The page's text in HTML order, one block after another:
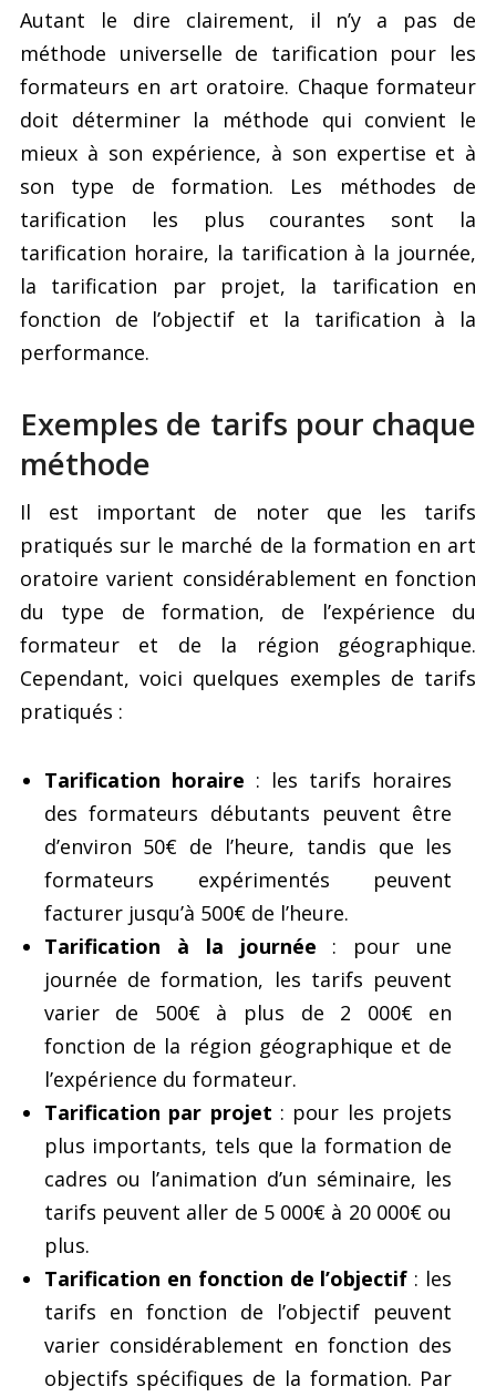
Autant le dire clairement, il n’y a pas de
méthode universelle de tarification pour les
formateurs en art oratoire. Chaque formateur
doit déterminer la méthode qui convient le
mieux à son expérience, à son expertise et à
son type de formation. Les méthodes de
tarification les plus courantes sont la
tarification horaire, la tarification à la journée,
la tarification par projet, la tarification en
fonction de l’objectif et la tarification à la
performance.
Exemples de tarifs pour chaque
méthode
Il est important de noter que les tarifs
pratiqués sur le marché de la formation en art
oratoire varient considérablement en fonction
du type de formation, de l’expérience du
formateur et de la région géographique.
Cependant, voici quelques exemples de tarifs
pratiqués :
Tarification horaire : les tarifs horaires
des formateurs débutants peuvent être
d’environ 50€ de l’heure, tandis que les
formateurs expérimentés peuvent
facturer jusqu’à 500€ de l’heure.
Tarification à la journée : pour une
journée de formation, les tarifs peuvent
varier de 500€ à plus de 2 000€ en
fonction de la région géographique et de
l’expérience du formateur.
Tarification par projet : pour les projets
plus importants, tels que la formation de
cadres ou l’animation d’un séminaire, les
tarifs peuvent aller de 5 000€ à 20 000€ ou
plus.
Tarification en fonction de l’objectif : les
tarifs en fonction de l’objectif peuvent
varier considérablement en fonction des
objectifs spécifiques de la formation. Par